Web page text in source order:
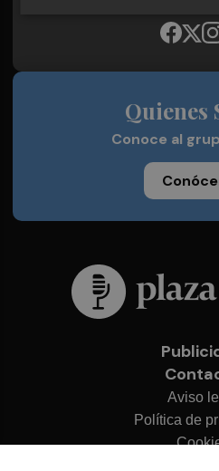
Quienes
Conoce al
Aviso
Política de